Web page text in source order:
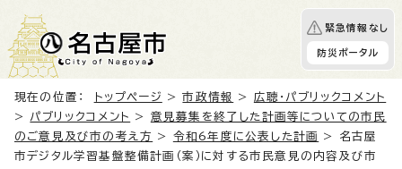
緊急情報なし
防災ポータル
現在の位置： トップページ >市政情報 > 広聴・パブリックコメント
> パブリックコメント > 意見募集を終了した計画等についての市民
のご意見及び市の考え方
> 令和6年度に公表した計画
> 名古屋
市デジタル学習基盤整備計画（案）に対する市民意見の内容及び市